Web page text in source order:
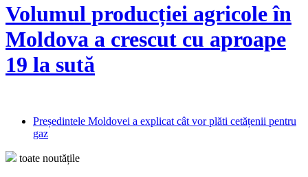
Volumul producției agricole în
Moldova a crescut cu aproape
19 la sută
Președintele Moldovei a explicat cât vor plăti cetățenii pentru
gaz
toate noutățile